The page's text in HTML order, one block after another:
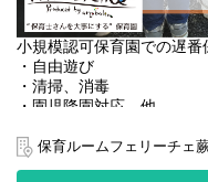
小規模認可保育園での遅番
・自由遊び
・清掃、消毒
・園児降園対応 他
園名 ：保育ルームフェ
保育ルームフェリーチェ